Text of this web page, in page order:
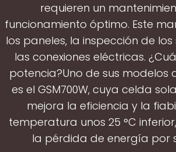
requieren un
funcionamiento óptimo. Este
los paneles, la inspección de
las conexiones eléctricas.
potencia?Uno de sus
es el GSM700W, cuya celda
mejora la eficiencia y la
temperatura unos 25 °C
la pérdida de energía por